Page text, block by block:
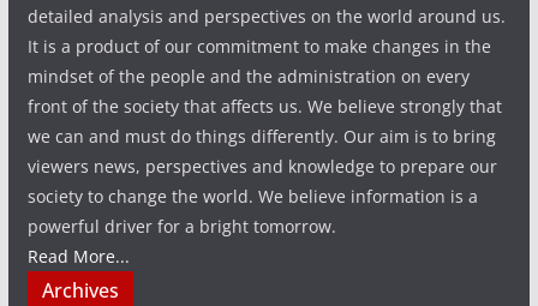
detailed analysis and perspectives on the world around us.
It is a product of our commitment to make changes in the
mindset of the people and the administration on every
front of the society that affects us. We believe strongly that
we can and must do things differently. Our aim is to bring
viewers news, perspectives and knowledge to prepare our
society to change the world. We believe information is a
powerful driver for a bright tomorrow.
Read More...
Archives